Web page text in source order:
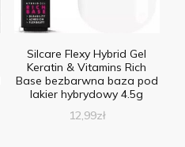
Silcare Flexy Hybrid Gel
Keratin & Vitamins Rich
Base bezbarwna baza pod
lakier hybrydowy 4.5g
12,99zł